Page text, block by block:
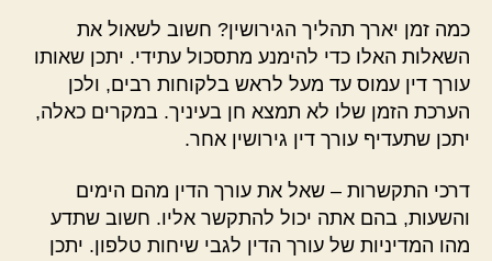
כמה זמן יארך תהליך הגירושין? חשוב לשאול את
השאלות האלו כדי להימנע מתסכול עתידי. יתכן שאותו
עורך דין עמוס עד מעל לראש בלקוחות רבים, ולכן
הערכת הזמן שלו לא תמצא חן בעיניך. במקרים כאלה,
יתכן שתעדיף עורך דין גירושין אחר.
דרכי התקשרות – שאל את עורך הדין מהם הימים
והשעות, בהם אתה יכול להתקשר אליו. חשוב שתדע
מהו המדיניות של עורך הדין לגבי שיחות טלפון. יתכן